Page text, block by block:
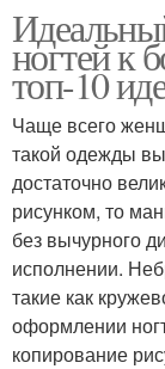
Образа с
Маникюр под
Вечерние
ногтей к
топ-10
Чаще всего
такой одежды
достаточно
рисунком, то
без вычурного
исполнении.
такие как
оформлении
копирование